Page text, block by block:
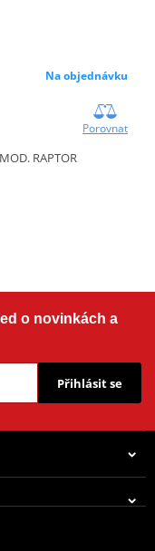
Na objednávku
Porovnat
RAPTOR
o novinkách a
Přihlásit se